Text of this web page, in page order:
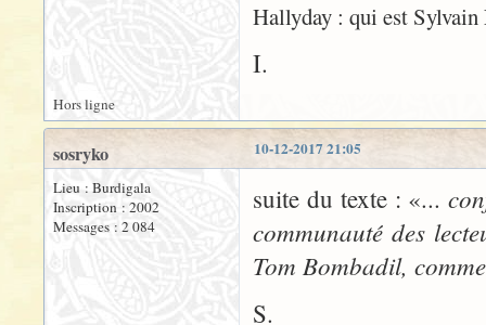
Hallyday : qui est
I.
Hors ligne
10-12-2017 21:05
sosryko
Lieu : Burdigala
Inscription : 2002
Messages : 2 084
suite du texte : «...
communauté des
Tom Bombadil,
S.